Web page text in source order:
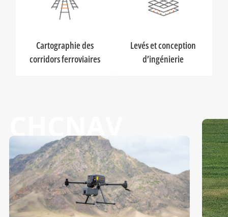
Cartographie des
corridors ferroviaires
Levés et conception
d’ingénierie
CHCNAV